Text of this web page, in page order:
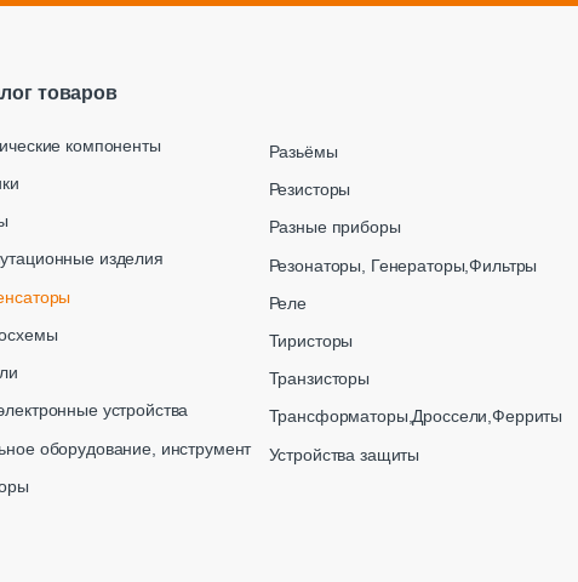
товаров
компоненты
изделия
устройства
оборудование, инструмент
Разьёмы
Резисторы
Разные приборы
Резонаторы, Генераторы,Фильтры
Реле
Тиристоры
Транзисторы
Трансформаторы,Дроссели,Ферриты
Устройства защиты